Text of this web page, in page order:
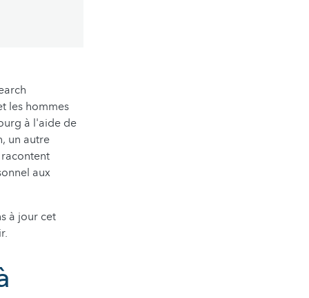
les hommes
à l'aide de
un autre
aux
à jour cet